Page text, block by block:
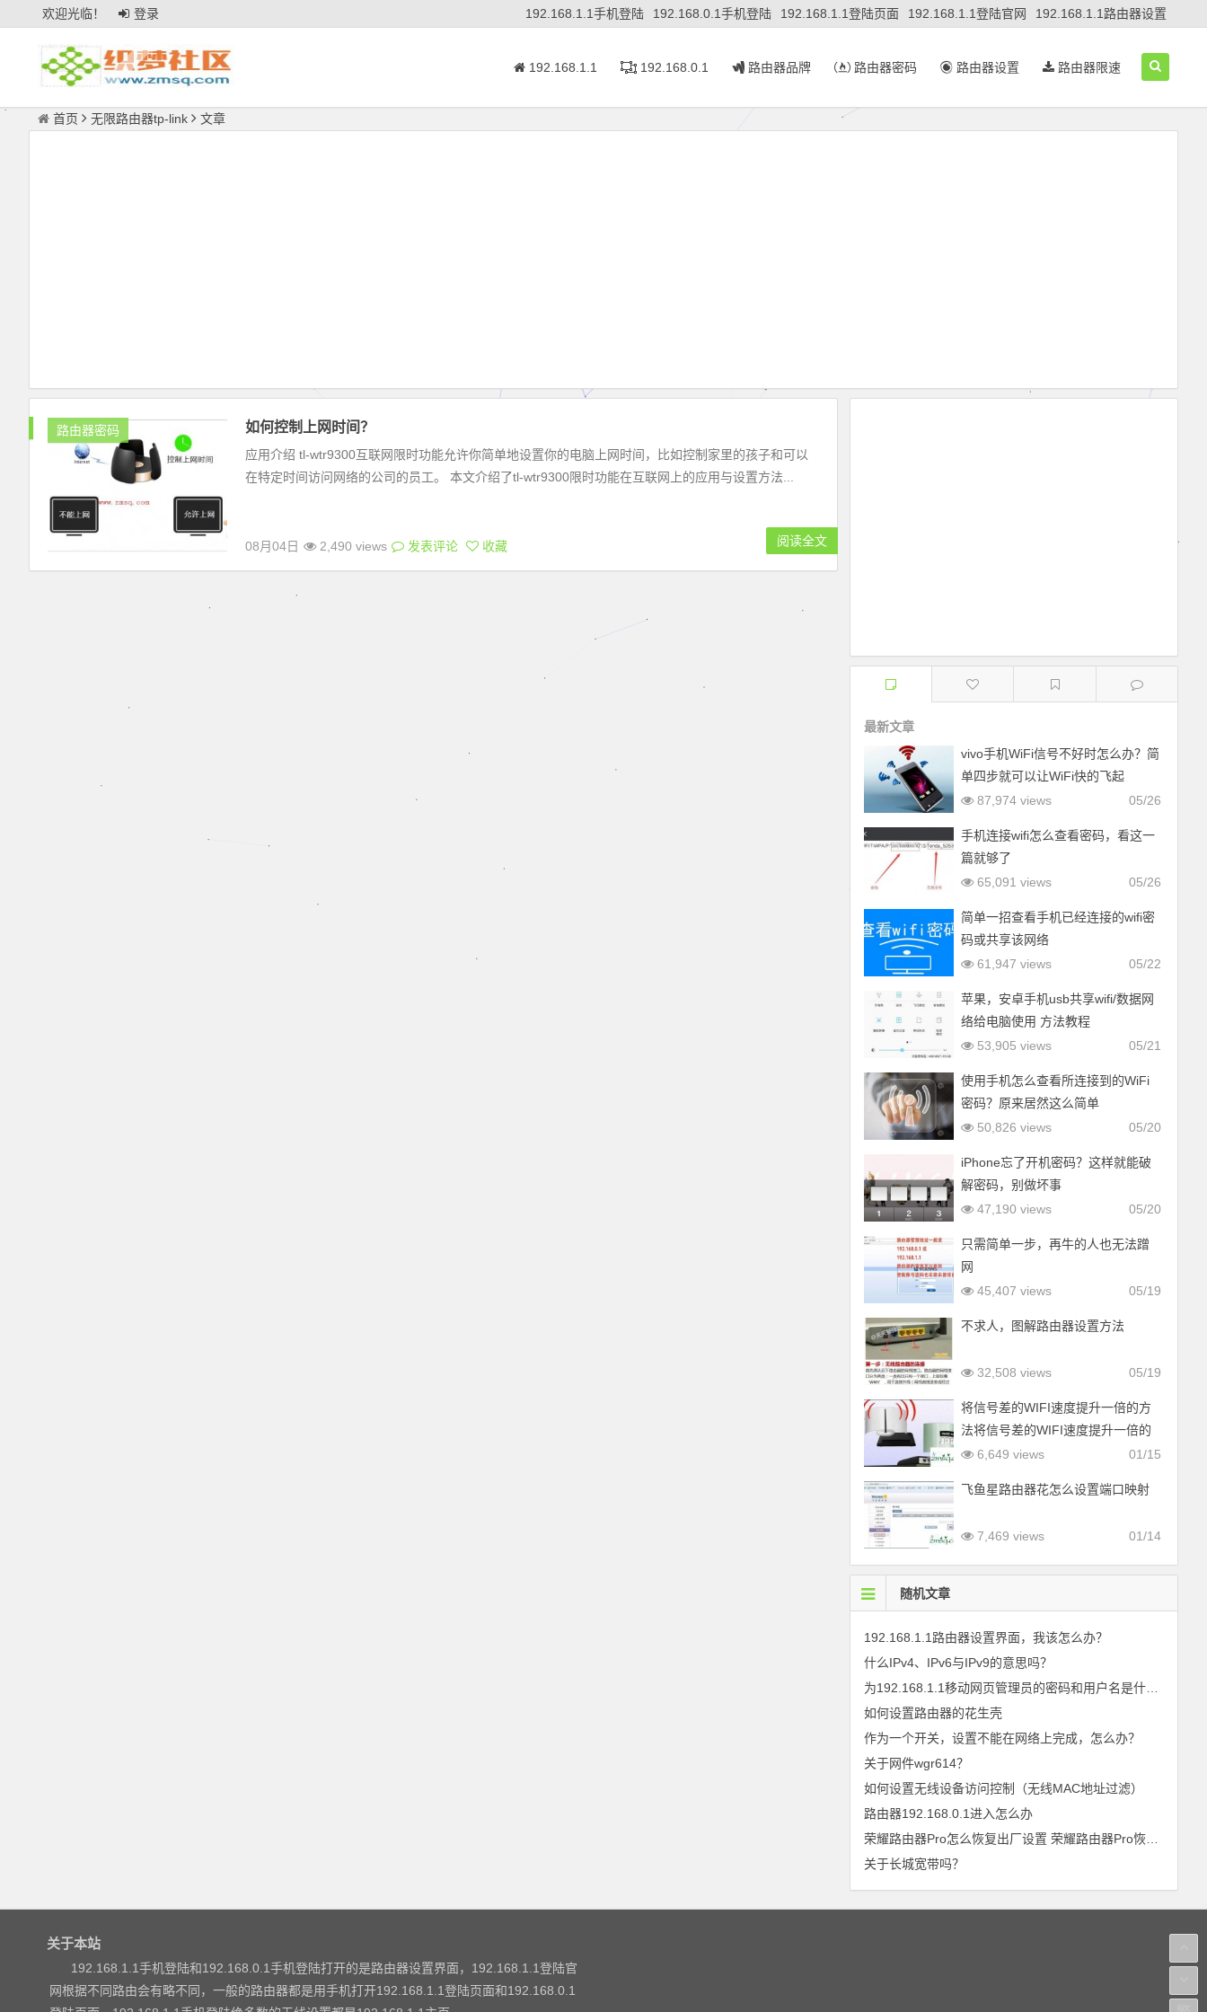
欢迎光临！ 登录 192.168.1.1手机登陆 192.168.0.1手机登陆 192.168.1.1登陆页面 192.168.1.1登陆官网 192.168.1.1路由器设置
192.168.1.1 192.168.0.1 路由器品牌 路由器密码 路由器设置 路由器限速
首页 无限路由器tp-link 文章
路由器密码 如何控制上网时间？
应用介绍 tl-wtr9300互联网限时功能允许你简单地设置你的电脑上网时间，比如控制家里的孩子和可以
在特定时间访问网络的公司的员工。 本文介绍了tl-wtr9300限时功能在互联网上的应用与设置方法...
08月04日 2,490 views 发表评论 收藏 阅读全文
最新文章
vivo手机WiFi信号不好时怎么办？简
单四步就可以让WiFi快的飞起
05/26
87,974 views
手机连接wifi怎么查看密码，看这一
篇就够了
05/26
65,091 views
简单一招查看手机已经连接的wifi密
码或共享该网络
05/22
61,947 views
苹果，安卓手机usb共享wifi/数据网
络给电脑使用 方法教程
05/21
53,905 views
使用手机怎么查看所连接到的WiFi
密码？原来居然这么简单
05/20
50,826 views
iPhone忘了开机密码？这样就能破
解密码，别做坏事
05/20
47,190 views
只需简单一步，再牛的人也无法蹭
网
05/19
45,407 views
不求人，图解路由器设置方法
05/19
32,508 views
将信号差的WIFI速度提升一倍的方
法将信号差的WIFI速度提升一倍的
方法
01/15
6,649 views
飞鱼星路由器花怎么设置端口映射
01/14
7,469 views
随机文章
192.168.1.1路由器设置界面，我该怎么办？
什么IPv4、IPv6与IPv9的意思吗？
为192.168.1.1移动网页管理员的密码和用户名是什么？
如何设置路由器的花生壳
作为一个开关，设置不能在网络上完成，怎么办？
关于网件wgr614？
如何设置无线设备访问控制（无线MAC地址过滤）
路由器192.168.0.1进入怎么办
荣耀路由器Pro怎么恢复出厂设置 荣耀路由器Pro恢复出厂设置的方法
关于长城宽带吗？
关于本站
192.168.1.1手机登陆和192.168.0.1手机登陆打开的是路由器设置界面，192.168.1.1登陆官
网根据不同路由会有略不同，一般的路由器都是用手机打开192.168.1.1登陆页面和192.168.0.1